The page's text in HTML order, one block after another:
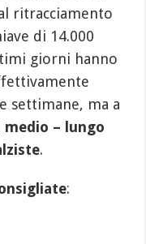
ritracciamento
di 14.000
giorni hanno
settimane, ma a
– lungo
.
: